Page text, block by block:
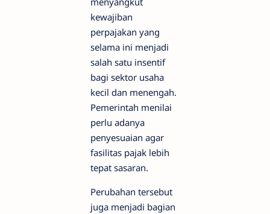
kewajiban
perpajakan yang
selama ini menjadi
salah satu insentif
bagi sektor usaha
kecil dan menengah.
Pemerintah menilai
perlu adanya
penyesuaian agar
fasilitas pajak lebih
tepat sasaran.
Perubahan tersebut
juga menjadi bagian